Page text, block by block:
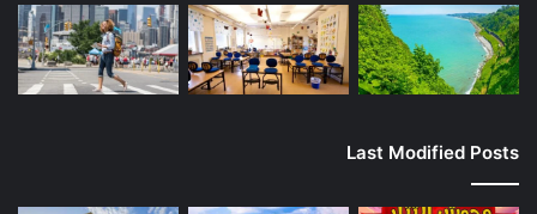
Last Modified Posts